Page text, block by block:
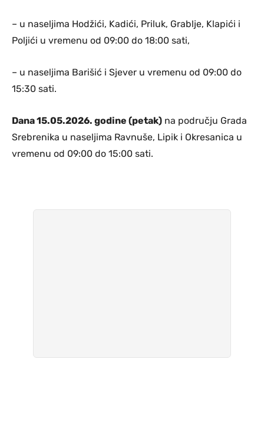
– u naseljima Hodžići, Kadići, Priluk, Grablje, Klapići i
Poljići u vremenu od 09:00 do 18:00 sati,
– u naseljima Barišić i Sjever u vremenu od 09:00 do
15:30 sati.
Dana 15.05.2026. godine (petak) na području Grada
Srebrenika u naseljima Ravnuše, Lipik i Okresanica u
vremenu od 09:00 do 15:00 sati.